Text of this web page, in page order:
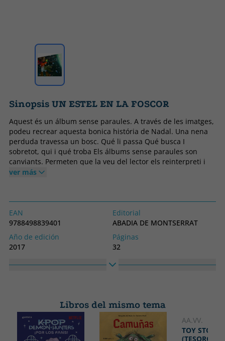
Sinopsis UN ESTEL EN LA FOSCOR
Aquest és un álbum sense paraules. A través de les imatges,
podeu recrear aquesta bonica história de Nadal. Una nena
perduda travessa un bosc. Qué li passa Qué busca I
sobretot, qui i qué troba Els álbums sense paraules son
canviants. Permeten que la veu del lector els reinterpreti i
els adapti a la própia sensibilitat i que oralment quedin
ver más
EAN
9788498839401
Editorial
ABADIA DE MONTSERRAT
Año de edición
2017
Páginas
32
Idioma
Libros del mismo tema
AA.VV.
TOY STORY
(TESORO DE